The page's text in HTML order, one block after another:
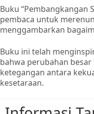
Buku “Pembangkangan
pembaca untuk
menggambarkan
Buku ini telah
bahwa perubahan
ketegangan antara
kesetaraan.